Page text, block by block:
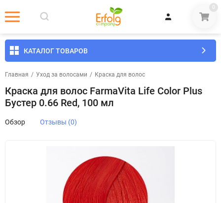
0
КАТАЛОГ ТОВАРОВ
Главная / Уход за волосами / Краска для волос
Краска для волос FarmaVita Life Color Plus
Бустер 0.66 Red, 100 мл
Обзор Отзывы (0)